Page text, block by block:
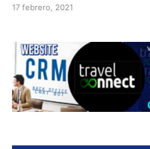
17 febrero, 2021